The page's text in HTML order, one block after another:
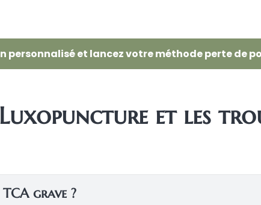
personnalisé et lancez votre méthode perte de
et les
grave ?